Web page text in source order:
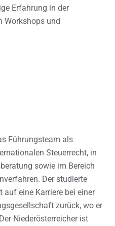
Erfahrung in der
Workshops und
Führungsteam als
Steuerrecht, in
sowie im Bereich
Der studierte
eine Karriere bei einer
zurück, wo er
Niederösterreicher ist